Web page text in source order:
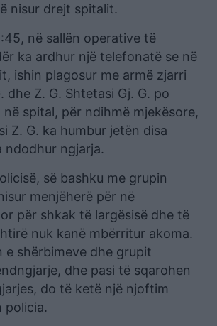
nisur drejt spitalit.
në sallën operative të
ka ardhur një telefonatë se në
ishin plagosur me armë zjarri
dhe Z. G. Shtetasi Gj. G. po
spital, për ndihmë mjekësore,
Z. G. ka humbur jetën disa
ndodhur ngjarja.
së bashku me grupin
menjëherë për në
për shkak të largësisë dhe të
nuk kanë mbërritur akoma.
e shërbimeve dhe grupit
dhe pasi të sqarohen
do të ketë një njoftim
policia.